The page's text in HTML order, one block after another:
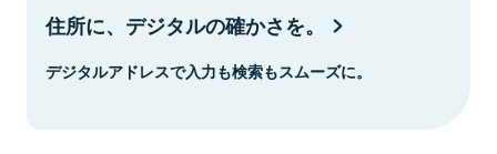
住所に、デジタルの確かさを。
デジタルアドレスで入力も検索もスムーズに。